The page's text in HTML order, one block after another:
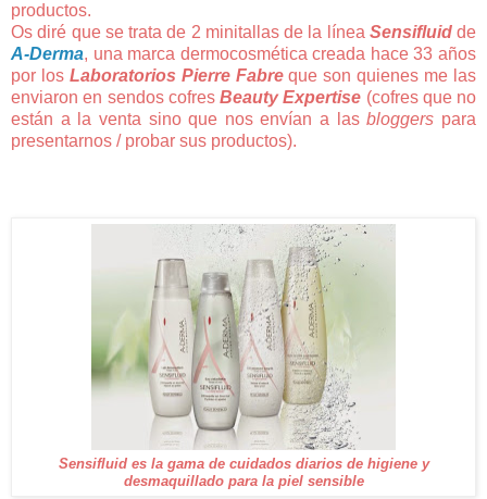
productos.
Os diré que se trata de 2 minitallas de la línea Sensifluid de
A-Derma, una marca dermocosmética creada hace 33 años
por los Laboratorios Pierre Fabreque son quienes me las
enviaron en sendos cofres Beauty Expertise (cofres que no
están a la venta sino que nos envían a lasbloggers para
presentarnos / probar sus productos).
Sensifluid es la gama de cuidados diarios de higiene y
desmaquillado para la piel sensible